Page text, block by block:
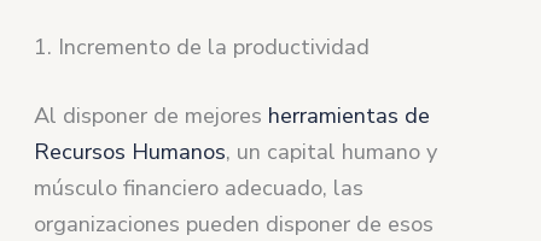
1. Incremento de la productividad
Al disponer de mejores herramientas de
Recursos Humanos, un capital humano y
músculo financiero adecuado, las
organizaciones pueden disponer de esos